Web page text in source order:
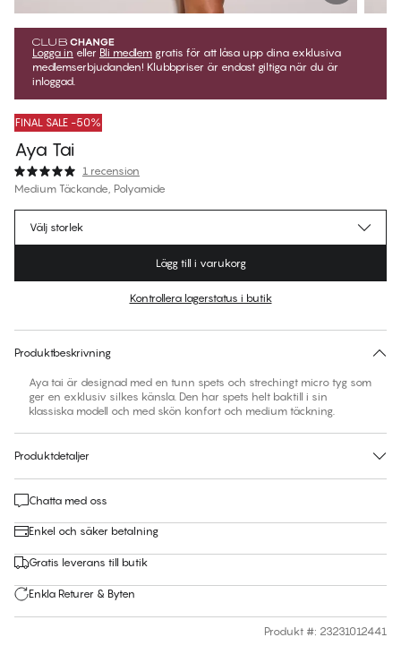
Logga in eller Bli medlem gratis för att låsa upp dina exklusiva
medlemserbjudanden! Klubbpriser är endast giltiga när du är
inloggad.
FINAL SALE -50%
Aya Tai
1 recension
Medium Täckande, Polyamide
359,00 krOrdinarie pris
Ingen storlek föreslås för den här produkten
Välj storlek
Lägg till i varukorg
Kontrollera lagerstatus i butik
Produktbeskrivning
Aya tai är designad med en tunn spets och strechingt micro tyg som
ger en exklusiv silkes känsla. Den har spets helt baktill i sin
klassiska modell och med skön konfort och medium täckning.
Produktdetaljer
Chatta med oss
Enkel och säker betalning
Gratis leverans till butik
Enkla Returer & Byten
Produkt #: 23231012441